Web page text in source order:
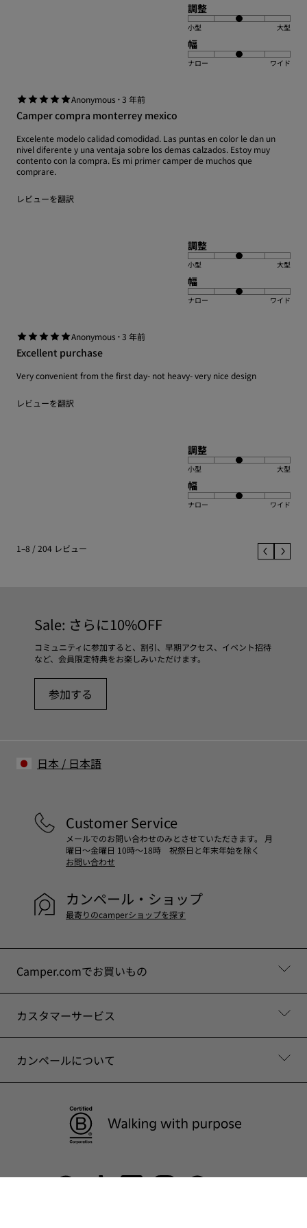
調整
小型 大型
幅
ナロー ワイド
Anonymous ·3 年前
Camper compra monterrey mexico
Excelente modelo calidad comodidad. Las puntas en color le dan un
nivel diferente y una ventaja sobre los demas calzados. Estoy muy
contento con la compra. Es mi primer camper de muchos que
comprare.
レビューを翻訳
調整
小型 大型
幅
ナロー ワイド
Anonymous ·3 年前
Excellent purchase
Very convenient from the first day- not heavy- very nice design
レビューを翻訳
調整
小型 大型
幅
ナロー ワイド
1–8 / 204 レビュー
Sale: さらに10%OFF
コミュニティに参加すると、割引、早期アクセス、イベント招待
など、会員限定特典をお楽しみいただけます。
参加する
Camper.comでお買いもの
カスタマーサービス
カンペールについて
Customer Service
メールでのお問い合わせのみとさせていただきます。 月
曜日～金曜日 10時～18時 祝祭日と年末年始を除く
お問い合わせ
カンペール・ショップ
最寄りのcamperショップを探す
日本 / 日本語